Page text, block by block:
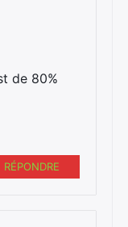
de 80%
RÉPONDRE